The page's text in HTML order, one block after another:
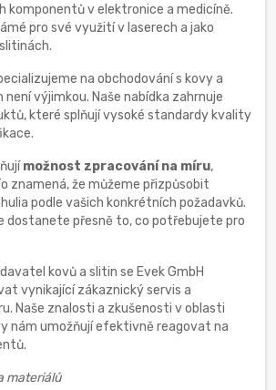
komponentů v elektronice a medicíně.
pro své využití v laserech a jako
na obchodování s kovy a
výjimkou. Naše nabídka zahrnuje
které splňují vysoké standardy kvality
možnost zpracování na míru,
znamená, že můžeme přizpůsobit
podle vašich konkrétních požadavků.
dostanete přesně to, co potřebujete pro
kovů a slitin se Evek GmbH
vynikající zákaznický servis a
Naše znalosti a zkušenosti v oblasti
nám umožňují efektivně reagovat na
materiálů